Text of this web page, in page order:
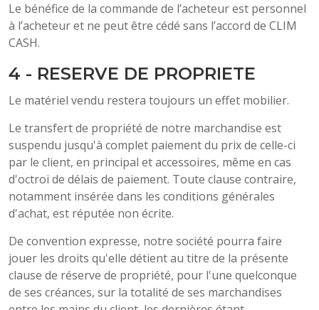
Le bénéfice de la commande de l’acheteur est personnel
à l’acheteur et ne peut être cédé sans l’accord de CLIM
CASH.
4 - RESERVE DE PROPRIETE
Le matériel vendu restera toujours un effet mobilier.
Le transfert de propriété de notre marchandise est
suspendu jusqu'à complet paiement du prix de celle-ci
par le client, en principal et accessoires, même en cas
d'octroi de délais de paiement. Toute clause contraire,
notamment insérée dans les conditions générales
d'achat, est réputée non écrite.
De convention expresse, notre société pourra faire
jouer les droits qu'elle détient au titre de la présente
clause de réserve de propriété, pour l'une quelconque
de ses créances, sur la totalité de ses marchandises